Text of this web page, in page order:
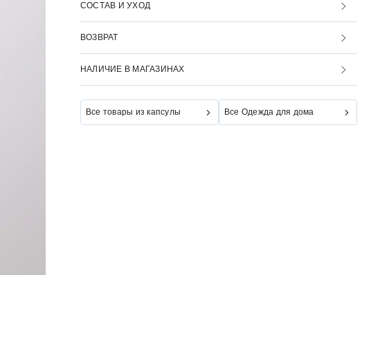
СОСТАВ И УХОД
ВОЗВРАТ
НАЛИЧИЕ В МАГАЗИНАХ
Все товары из капсулы Все Одежда для дома